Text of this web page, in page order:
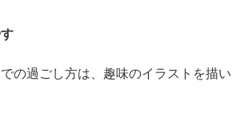
の過ごし方は、趣味のイラストを描い